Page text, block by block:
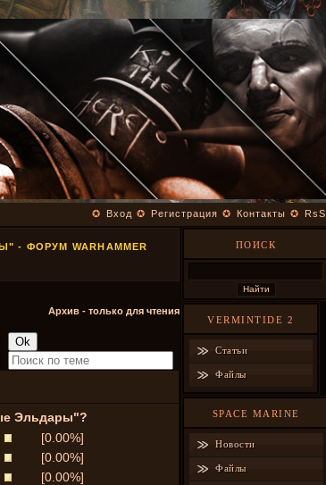
✪ Вход ✪ Регистрация ✪ Контакты ✪ RsS
ФОРУМ WARHAMMER
Архив - только для чтения
Эльдары"?
[0.00%]
[0.00%]
[0.00%]
ПОИСК
VERMINTIDE 2
Статьи
Файлы
SPACE MARINE
Новости
Файлы